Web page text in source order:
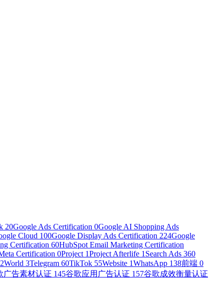
20Google Ads Certification 0Google AI Shopping Ads
Cloud 100Google Display Ads Certification 224Google
Certification 60HubSpot Email Marketing Certification
Certification 0Project 1Project Afterlife 1 Search Ads 360
3Telegram 60TikTok 55Website 1WhatsApp 138前端 0
广告素材认证 145谷歌应用广告认证 157谷歌成效衡量认证